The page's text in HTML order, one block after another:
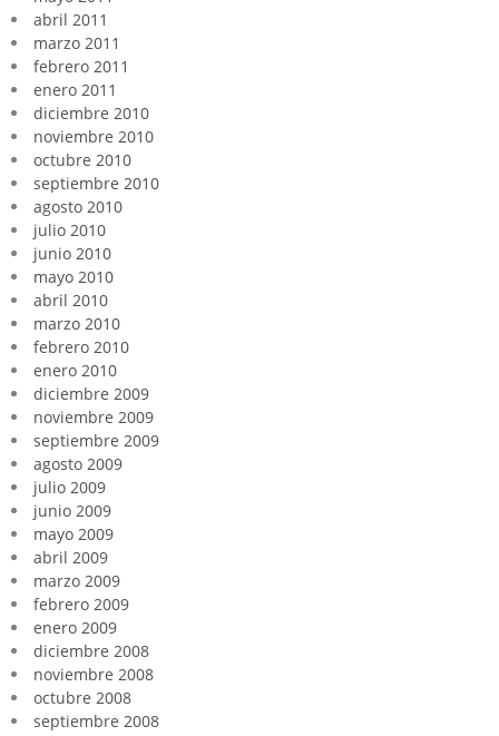
abril 2011
marzo 2011
febrero 2011
enero 2011
diciembre 2010
noviembre 2010
octubre 2010
septiembre 2010
agosto 2010
julio 2010
junio 2010
mayo 2010
abril 2010
marzo 2010
febrero 2010
enero 2010
diciembre 2009
noviembre 2009
septiembre 2009
agosto 2009
julio 2009
junio 2009
mayo 2009
abril 2009
marzo 2009
febrero 2009
enero 2009
diciembre 2008
noviembre 2008
octubre 2008
septiembre 2008